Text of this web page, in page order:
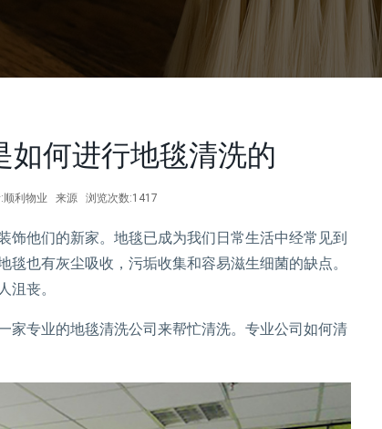
如何进行地毯清洗的
顺利物业 来源 浏览次数:1417
他们的新家。地毯已成为我们日常生活中经常见到
毯也有灰尘吸收，污垢收集和容易滋生细菌的缺点。
沮丧。
专业的地毯清洗公司来帮忙清洗。专业公司如何清